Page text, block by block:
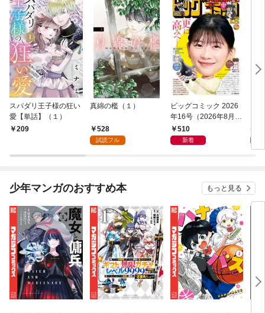
スパダリ王子様の狂い
愛【単話】（１）
209
真綿の檻（１）
528
試読フル
ビッグコミック 2026
年16号（2026年8月7
日発売）
510
新着
少年マンガのおすすめ本 もっと見る